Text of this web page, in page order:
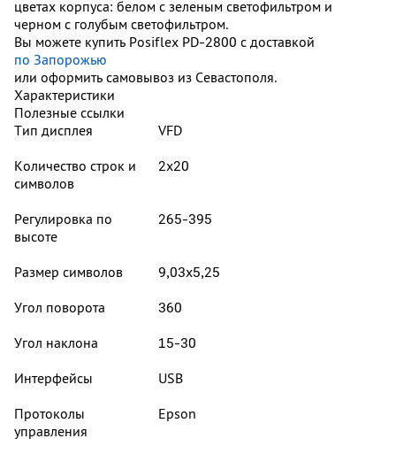
цветах корпуса: белом с зеленым светофильтром и
черном с голубым светофильтром.
Вы можете купить Posiflex PD-2800 с доставкой
по Запорожью
или оформить самовывоз из Севастополя.
Характеристики
Полезные ссылки
Тип дисплея
VFD
Количество строк и
символов
2х20
Регулировка по
высоте
265-395
Размер символов
9,03х5,25
Угол поворота
360
Угол наклона
15-30
Интерфейсы
USB
Протоколы
управления
Epson